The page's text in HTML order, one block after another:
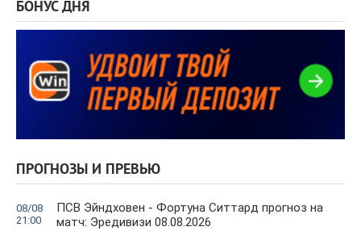
БОНУС ДНЯ
ПРОГНОЗЫ И ПРЕВЬЮ
08/08
21:00
ПСВ Эйндховен - Фортуна Ситтард прогноз на
матч: Эредивизи 08.08.2026